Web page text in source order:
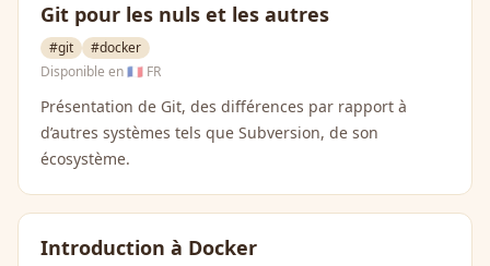
Git pour les nuls et les autres
#git
#docker
Disponible en🇫🇷 FR
Présentation de Git, des différences par rapport à
d’autres systèmes tels que Subversion, de son
écosystème.
Introduction à Docker